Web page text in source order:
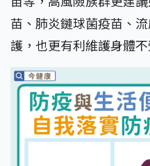
苗、肺炎鏈球菌疫苗、
護，也更有利維護身體不